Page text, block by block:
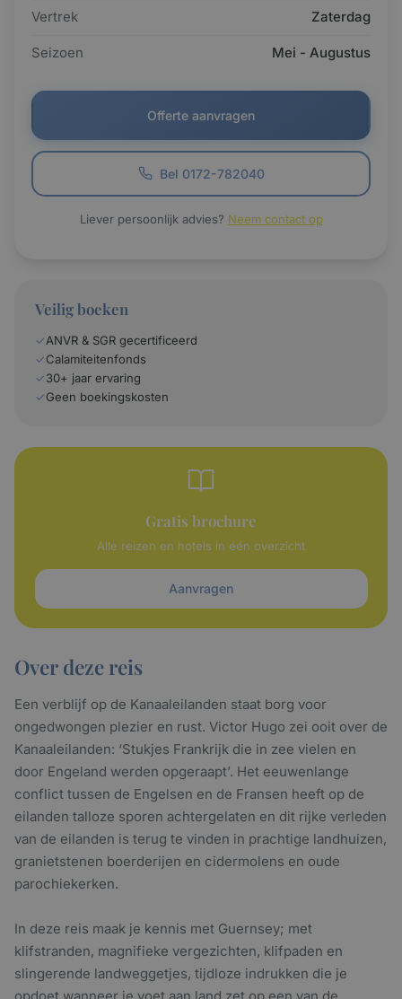
Over deze reis
Een verblijf op de Kanaaleilanden staat borg voor
ongedwongen plezier en rust. Victor Hugo zei ooit over de
Kanaaleilanden: ‘Stukjes Frankrijk die in zee vielen en
door Engeland werden opgeraapt’. Het eeuwenlange
conflict tussen de Engelsen en de Fransen heeft op de
eilanden talloze sporen achtergelaten en dit rijke verleden
van de eilanden is terug te vinden in prachtige landhuizen,
granietstenen boerderijen en cidermolens en oude
parochiekerken.
In deze reis maak je kennis met Guernsey; met
klifstranden, magnifieke vergezichten, klifpaden en
slingerende landweggetjes, tijdloze indrukken die je
Vertrek Zaterdag
Seizoen Mei - Augustus
Offerte aanvragen
Bel 0172-782040
Liever persoonlijk advies? Neem contact op
Veilig boeken
✓ANVR & SGR gecertificeerd
✓Calamiteitenfonds
✓30+ jaar ervaring
✓Geen boekingskosten
Gratis brochure
Alle reizen en hotels in één overzicht
Aanvragen